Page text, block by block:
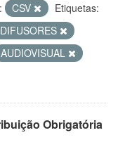
CSV
Etiquetas:
AUDIOVISUAL
Obrigatória